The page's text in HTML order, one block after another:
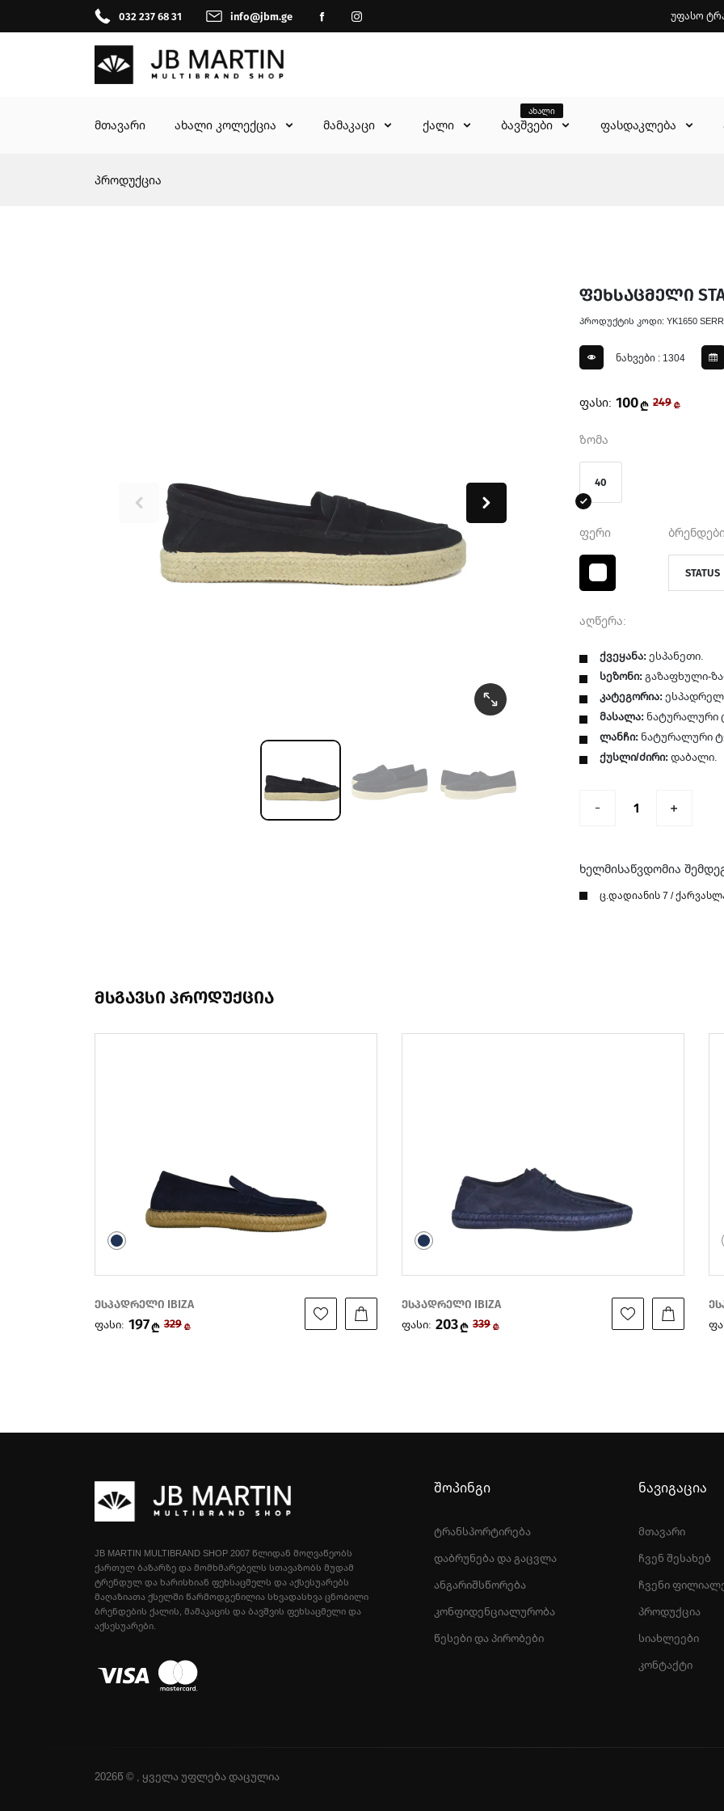
032 237 68 31 info@jbm.ge უფასო
მთავარი ახალი კოლექცია მამაკაცი ქალი ბავშვები
ახალი
ფასდაკლება
პროდუქცია
ფეხსაცმელი
პროდუქტის კოდი: YK1650
ნახვები : 1304
ფასი: 100₾ 249 ₾
ზომა
40
ფერი
STATUS
აღწერა:
ქვეყანა: ესპანეთი.
სეზონი: გაზაფხული-
კატეგორია:
მასალა: ნატურალური
ლანჩი: ნატურალური
ქუსლი/ძირი: დაბალი.
ხელმისაწვდომია
ც.დადიანის 7 /
მსგავსი პროდუქცია
ესპადრელი IBIZA
ფასი: 203₾ 339 ₾
ესპადრელი IBIZA
ფასი: 196₾ 326 ₾
JB MARTIN MULTIBRAND SHOP 2007 ᲬᲚᲘᲓᲐᲜ ᲛᲝᲦᲕᲐᲬᲔᲝᲑᲡ
ᲥᲐᲠᲗᲣᲚ ᲑᲐᲖᲐᲠᲖᲔ ᲓᲐ ᲛᲝᲛᲮᲛᲐᲠᲔᲑᲔᲚᲡ ᲡᲗᲐᲕᲐᲖᲝᲑᲡ ᲛᲣᲓᲐᲛ
ᲢᲠᲔᲜᲓᲣᲚ ᲓᲐ ᲮᲐᲠᲘᲡᲮᲘᲐᲜ ᲤᲔᲮᲡᲐᲪᲛᲔᲚᲡ ᲓᲐ ᲐᲥᲡᲔᲡᲣᲐᲠᲔᲑᲡ
ᲛᲐᲦᲐᲖᲘᲐᲗᲐ ᲥᲡᲔᲚᲨᲘ ᲬᲐᲠᲛᲝᲓᲒᲔᲜᲘᲚᲘᲐ ᲡᲮᲕᲐᲓᲐᲡᲮᲕᲐ ᲪᲜᲝᲑᲘᲚᲘ
ᲑᲠᲔᲜᲓᲔᲑᲘᲡ ᲥᲐᲚᲘᲡ, ᲛᲐᲛᲐᲙᲐᲪᲘᲡ ᲓᲐ ᲑᲐᲕᲨᲕᲘᲡ ᲤᲔᲮᲡᲐᲪᲛᲔᲚᲘ ᲓᲐ
ᲐᲥᲡᲔᲡᲣᲐᲠᲔᲑᲘ.
შოპინგი
ტრანსპორტირება
დაბრუნება და გაცვლა
ანგარიშსწორება
კონფიდენციალურობა
წესები და პირობები
ნავიგაცია
მთავარი
ჩვენ შესახებ
ჩვენი
პროდუქცია
სიახლეები
კონტაქტი
2026წ © , ყველა უფლება დაცულია